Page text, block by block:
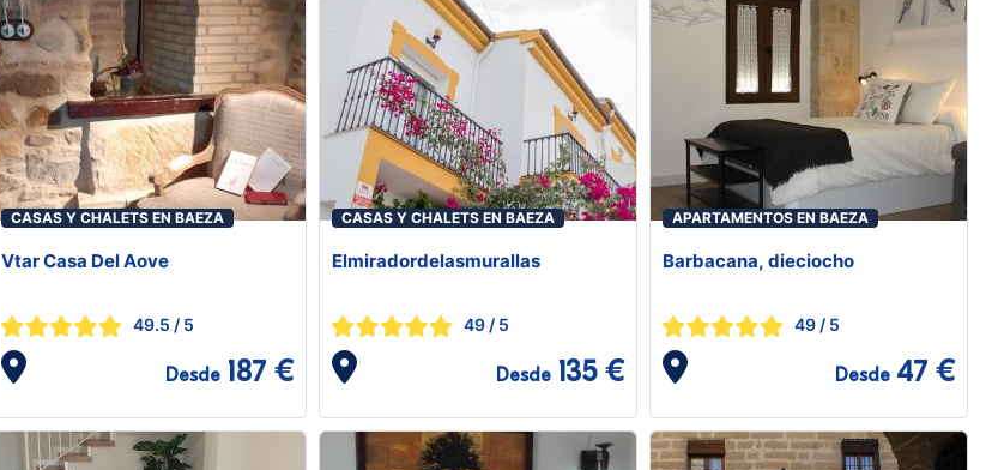
CASAS Y CHALETS EN BAEZA
Vtar Casa Del Aove
49.5 / 5
Desde 187 €
CASAS Y CHALETS EN BAEZA
Elmiradordelasmurallas
49 / 5
Desde 135 €
APARTAMENTOS EN BAEZA
Barbacana, dieciocho
49 / 5
Desde 47 €